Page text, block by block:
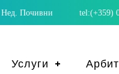
Почивни tel:(+359)
Услуги